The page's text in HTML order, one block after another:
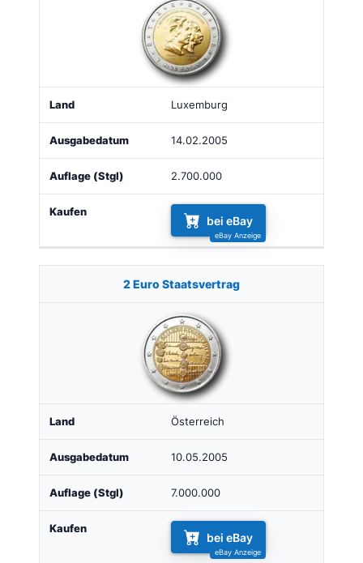
Luxemburg
14.02.2005
2.700.000
bei eBay
2 Euro Staatsvertrag
Österreich
10.05.2005
7.000.000
bei eBay